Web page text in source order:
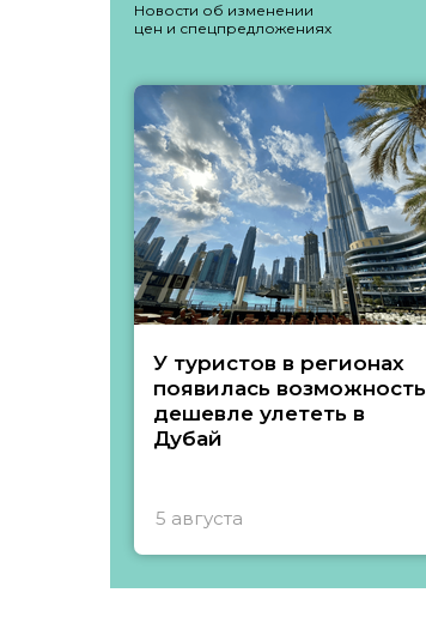
Новости об изменении
цен и спецпредложениях
У туристов в регионах
появилась возможность
дешевле улететь в
Дубай
5 августа